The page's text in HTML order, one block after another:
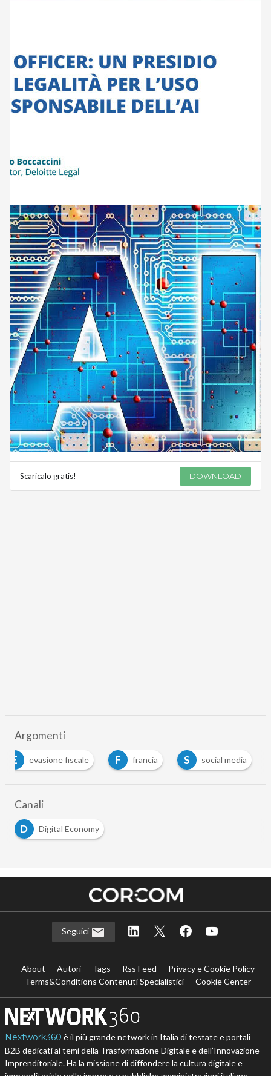
Scaricalo gratis! DOWNLOAD
Argomenti
E
evasione fiscale F francia S social media
Canali
D
Digital Economy
Seguici
About Autori Tags Rss Feed
Privacy e Cookie Policy
Terms&Conditions Contenuti Specialistici
Cookie Center
Nextwork360 è il più grande network in Italia di testate e portali
B2B dedicati ai temi della Trasformazione Digitale e dell’Innovazione
Imprenditoriale. Ha la missione di diffondere la cultura digitale e